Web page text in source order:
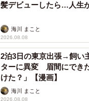
髪デビューしたら…人生
海川 まこと
2026.08.08
2泊3日の東京出張→飼い
ターに異変 眉間にでき
けた？」【漫画】
海川 まこと
2026.08.08